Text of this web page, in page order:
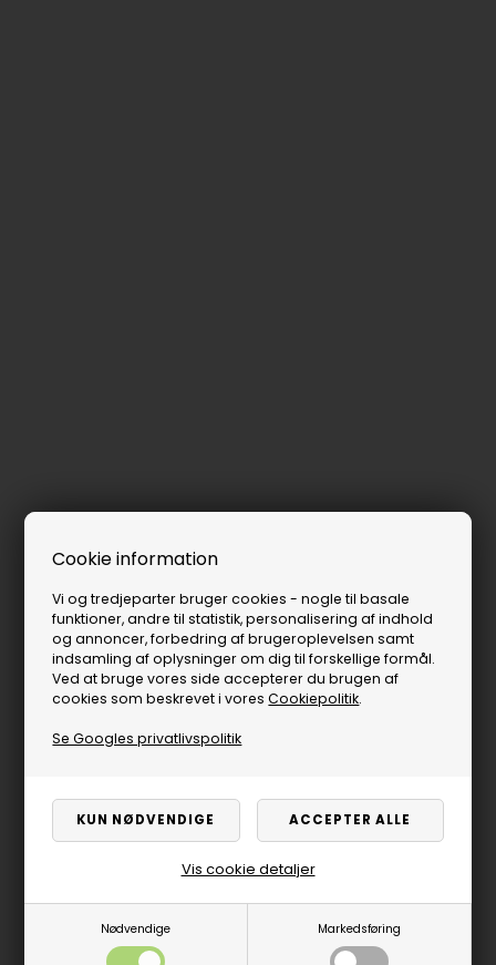
Cookie information
Vi og tredjeparter bruger cookies - nogle til basale
funktioner, andre til statistik, personalisering af indhold
og annoncer, forbedring af brugeroplevelsen samt
indsamling af oplysninger om dig til forskellige formål.
Ved at bruge vores side accepterer du brugen af
cookies som beskrevet i voresCookiepolitik.
Se Googles privatlivspolitik
Nødvendige Markedsføring
Vis cookie detaljer